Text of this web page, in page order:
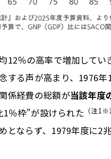
12％の高率で増加して
する声が高まり、1976
係経費の総額が当該年度
1％枠”が設けられた （注1※
とならず、1979年度に2